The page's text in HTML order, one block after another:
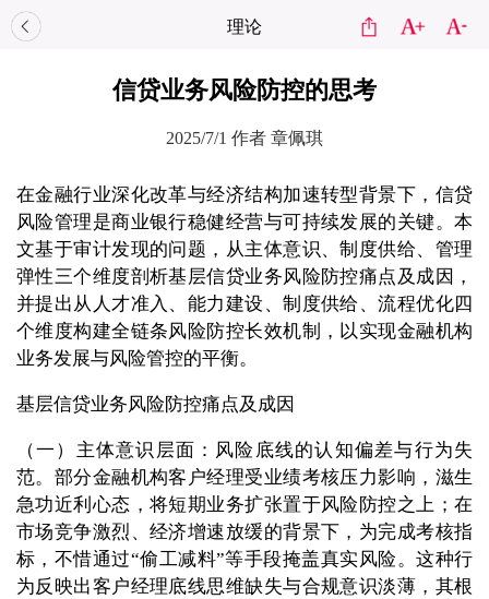
理论
信贷业务风险防控的思考
2025/7/1 作者 章佩琪
在金融行业深化改革与经济结构加速转型背景下，信贷
风险管理是商业银行稳健经营与可持续发展的关键。本
文基于审计发现的问题，从主体意识、制度供给、管理
弹性三个维度剖析基层信贷业务风险防控痛点及成因，
并提出从人才准入、能力建设、制度供给、流程优化四
个维度构建全链条风险防控长效机制，以实现金融机构
业务发展与风险管控的平衡。
基层信贷业务风险防控痛点及成因
（一）主体意识层面：风险底线的认知偏差与行为失
范。部分金融机构客户经理受业绩考核压力影响，滋生
急功近利心态，将短期业务扩张置于风险防控之上；在
市场竞争激烈、经济增速放缓的背景下，为完成考核指
标，不惜通过“偷工减料”等手段掩盖真实风险。这种行
为反映出客户经理底线思维缺失与合规意识淡薄，其根